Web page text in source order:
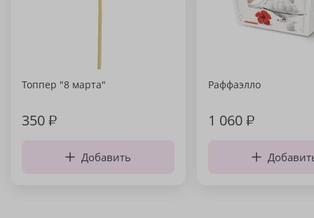
Топпер "8 марта"
350₽
Добавить
Раффаэлло
1 060₽